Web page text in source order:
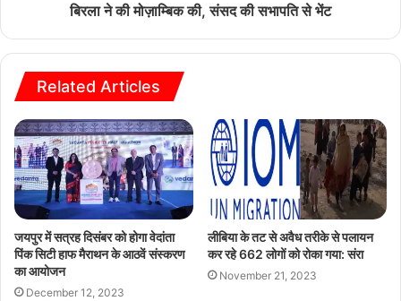
बिरला ने की मोज़ाम्बिक की, संसद की सभापति से भेंट
Related Articles
जयपुर में सत्रह दिसंबर को होगा वेदांता
पिंक सिटी हाफ मैराथन के आठवें संस्करण
का आयोजन
December 12, 2023
लीबिया के तट से अवैध तरीके से पलायन
कर रहे 662 लोगों को रोका गया: संरा
November 21, 2023